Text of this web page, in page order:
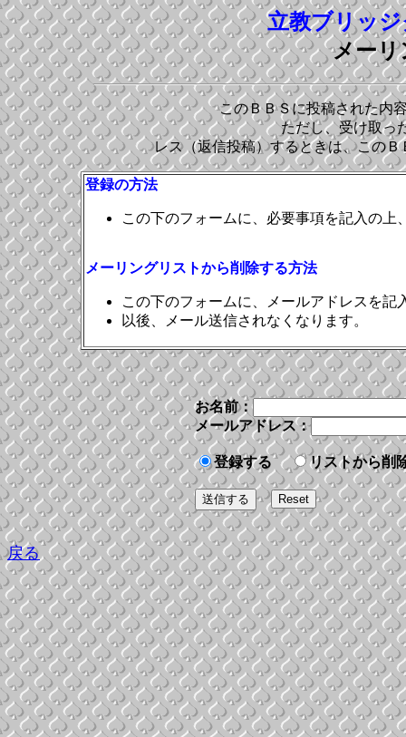
立教ブリッ
メーリ
このＢＢＳに投稿された内
ただし、受け取っ
レス（返信投稿）するときは、このＢ
登録の方法
この下のフォームに、必要事項を記入の
メーリングリストから削除する方法
この下のフォームに、メールアドレスを
以後、メール送信されなくなります。
お名前：
メールアドレス：
登録する リストから削
戻る